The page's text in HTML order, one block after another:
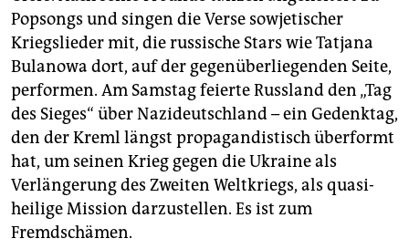
epaper login
Popsongs und singen die Verse sowjetischer
Kriegslieder mit, die russische Stars wie Tatjana
Bulanowa dort, auf der gegenüberliegenden Seite,
performen. Am Samstag feierte Russland den „Tag
des Sieges“ über Nazideutschland – ein Gedenktag,
den der Kreml längst propagandistisch überformt
hat, um seinen Krieg gegen die Ukraine als
Verlängerung des Zweiten Weltkriegs, als quasi-
heilige Mission darzustellen. Es ist zum
Fremdschämen.